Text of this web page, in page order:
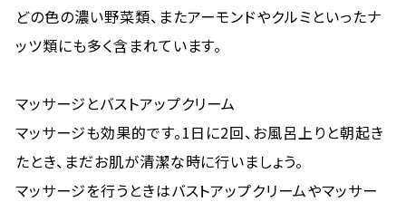
どの色の濃い野菜類、またアーモンドやクルミといったナ
ッツ類にも多く含まれています。
マッサージとバストアップクリーム
マッサージも効果的です。1日に2回、お風呂上りと朝起き
たとき、まだお肌が清潔な時に行いましょう。
マッサージを行うときはバストアップクリームやマッサー